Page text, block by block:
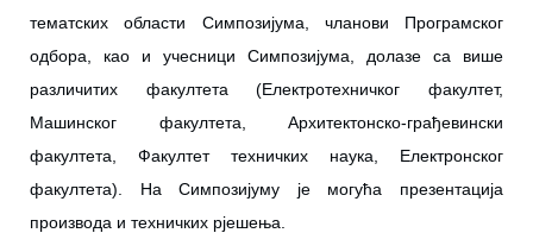
тематских области Симпозијума, чланови Програмског
одбора, као и учесници Симпозијума, долазе са више
различитих факултета (Електротехничког факултет,
Машинског факултета, Архитектонско-грађевински
факултета, Факултет техничких наука, Електронског
факултета). На Симпозијуму је могућа презентација
производа и техничких рјешења.